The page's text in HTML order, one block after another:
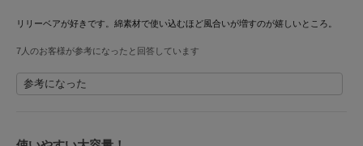
LeSportsac
リリーブラウン
リリーベアが好きです。綿素材で使い込むほど風合いが増すのが嬉しいところ。
7人のお客様が参考になったと回答しています
参考になった